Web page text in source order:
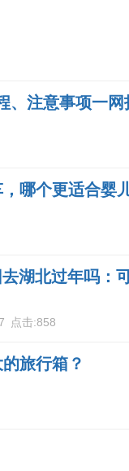
、注意事项一网
哪个更适合婴
湖北过年吗：
点击:858
旅行箱？